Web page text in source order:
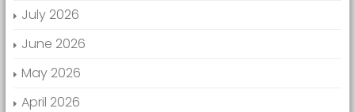
July 2026
June 2026
May 2026
April 2026